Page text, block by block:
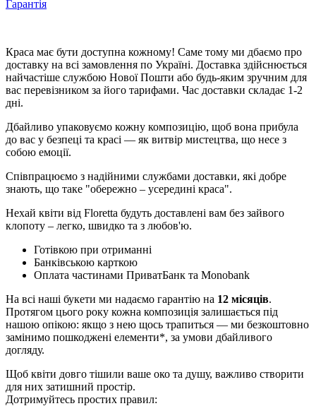
Гарантія
Краса має бути доступна кожному! Саме тому ми дбаємо про
доставку на всі замовлення по Україні. Доставка здійснюється
найчастіше службою Нової Пошти або будь-яким зручним для
вас перевізником за його тарифами. Час доставки складає 1-2
дні.
Дбайливо упаковуємо кожну композицію, щоб вона прибула
до вас у безпеці та красі — як витвір мистецтва, що несе з
собою емоції.
Співпрацюємо з надійними службами доставки, які добре
знають, що таке "обережно – усередині краса".
Нехай квіти від Floretta будуть доставлені вам без зайвого
клопоту – легко, швидко та з любов'ю.
Готівкою при отриманні
Банківською карткою
Оплата частинами ПриватБанк та Monobank
На всі наші букети ми надаємо гарантію на 12 місяців.
Протягом цього року кожна композиція залишається під
нашою опікою: якщо з нею щось трапиться — ми безкоштовно
замінимо пошкоджені елементи*, за умови дбайливого
догляду.
Щоб квіти довго тішили ваше око та душу, важливо створити
для них затишний простір.
Дотримуйтесь простих правил: